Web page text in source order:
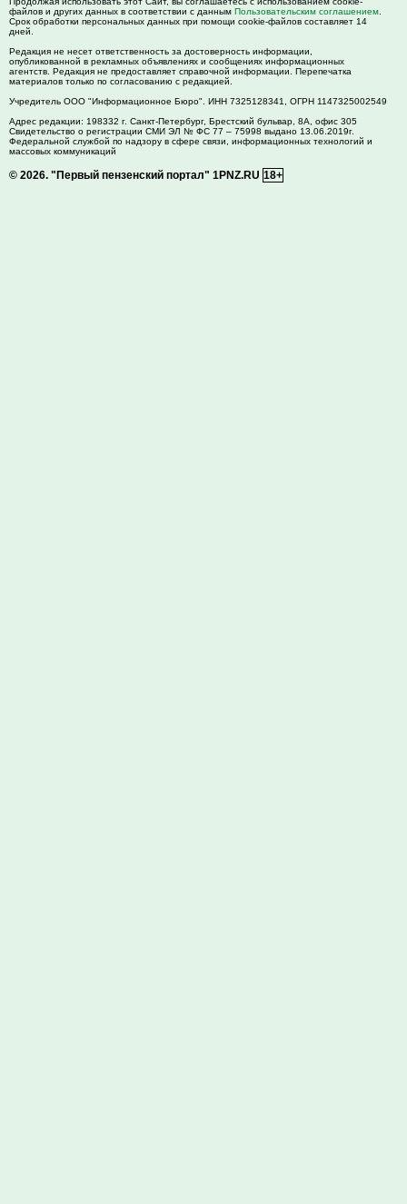
файлов и других данных в соответствии с данным Пользовательским соглашением
Срок обработки персональных данных при помощи cookie-файлов составляет 14
дней.
Редакция не несет ответственность за достоверность информации,
опубликованной в рекламных объявлениях и сообщениях информационных
агентств. Редакция не предоставляет справочной информации. Перепечатка
материалов только по согласованию с редакцией.
Учредитель ООО "Информационное Бюро". ИНН 7325128341, ОГРН 1147325002549
Адрес редакции: 198332 г. Санкт-Петербург, Брестский бульвар, 8А, офис 305
Свидетельство о регистрации СМИ ЭЛ № ФС 77 – 75998 выдано 13.06.2019г.
Федеральной службой по надзору в сфере связи, информационных технологий и
массовых коммуникаций
© 2026. "Первый пензенский портал" 1PNZ.RU 18+